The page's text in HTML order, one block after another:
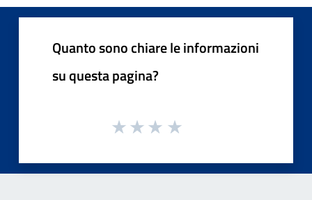
Quanto sono chiare le informazioni
su questa pagina?